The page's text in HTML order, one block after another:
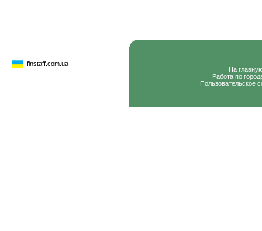
finstaff.com.ua
На
Работа по
Пользовательское